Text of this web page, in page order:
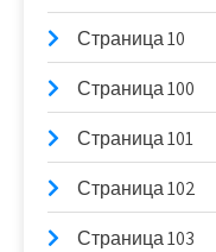
Страница 10
Страница 100
Страница 101
Страница 102
Страница 103